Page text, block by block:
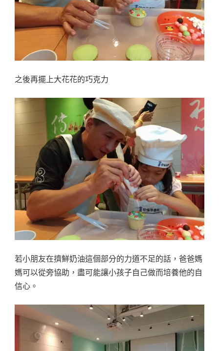
之後再擺上大花花的巧克力
若小朋友在擠鮮奶油這個部分的力道不足的話，爸爸媽
媽可以從旁協助，盡可能讓小孩子自己做而培養他的自
信心。